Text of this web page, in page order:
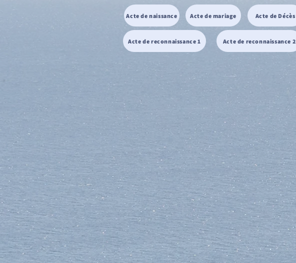
Acte de naissance Acte de mariage Acte de Décès
Acte de reconnaissance 1 Acte de reconnaissance 2